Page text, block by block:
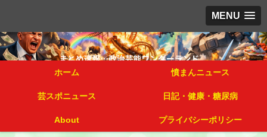
MENU
ホーム 憤まんニュース
芸スポニュース 日記・健康・糖尿病
About プライバシーポリシー